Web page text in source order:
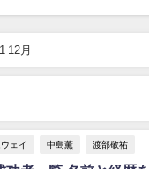
12月
ェイ 中島薫 渡部敬祐